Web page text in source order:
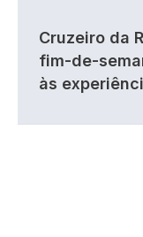
Cruzeiro da
fim-de-
às